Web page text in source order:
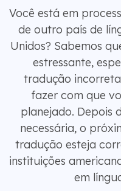
Você está em
de outro país de
Unidos? Sabemos
estressante,
tradução
fazer com que
planejado. Depois
necessária, o
tradução esteja
instituições
em